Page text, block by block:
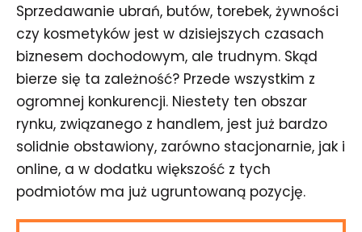
Sprzedawanie ubrań, butów, torebek, żywności
czy kosmetyków jest w dzisiejszych czasach
biznesem dochodowym, ale trudnym. Skąd
bierze się ta zależność? Przede wszystkim z
ogromnej konkurencji. Niestety ten obszar
rynku, związanego z handlem, jest już bardzo
solidnie obstawiony, zarówno stacjonarnie, jak i
online, a w dodatku większość z tych
podmiotów ma już ugruntowaną pozycję.